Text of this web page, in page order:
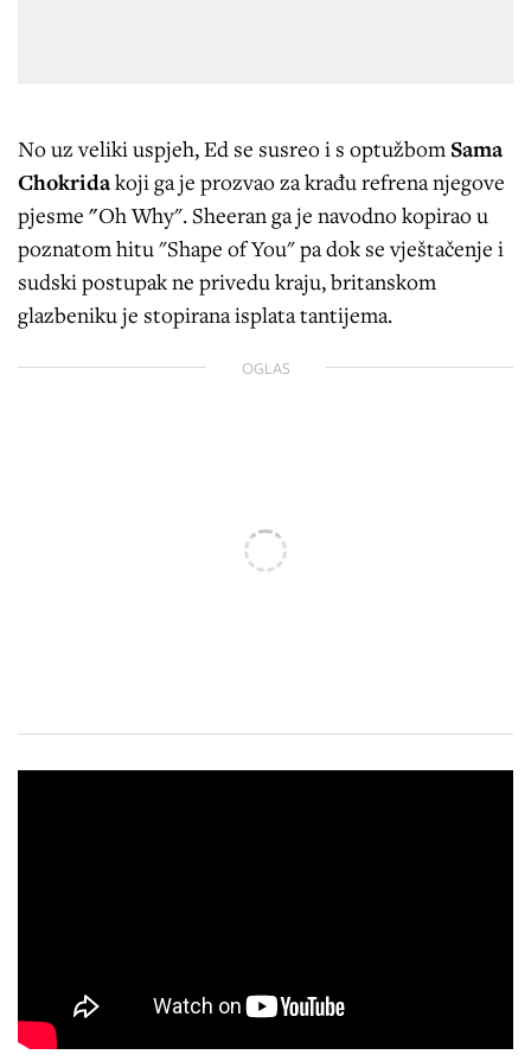
No uz veliki uspjeh, Ed se susreo i s optužbom Sama
Chokridakoji ga je prozvao za krađu refrena njegove
pjesme "Oh Why". Sheeran ga je navodno kopirao u
poznatom hitu "Shape of You" pa dok se vještačenje i
sudski postupak ne privedu kraju, britanskom
glazbeniku je stopirana isplata tantijema.
OGLAS